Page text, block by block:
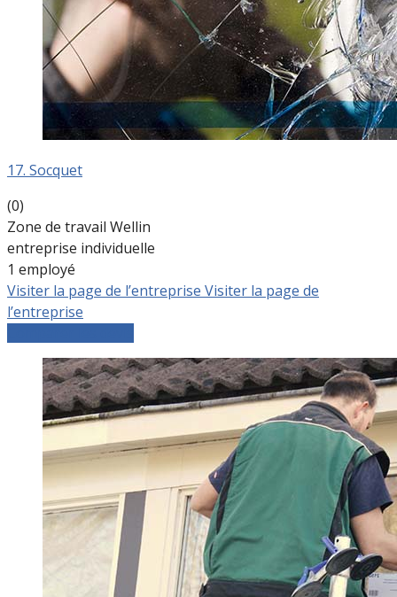
17. Socquet
(0)
Zone de travail Wellin
entreprise individuelle
1 employé
Visiter la page de l’entreprise Visiter la page de
l’entreprise